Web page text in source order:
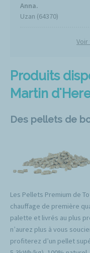
Produits
Martin
Des pellets de
Les Pellets Premium de
chauffage de première
palette et livrés au plus
n’aurez plus à vous
profiterez d’un pellet
Anna.
Uzan (64370)